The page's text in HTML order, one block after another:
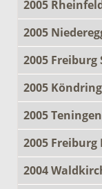
2005
2005
2005 Freiburg
2005
2005
2005 Freiburg
2004